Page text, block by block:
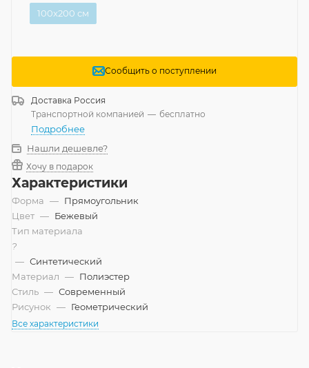
100x200 см
Сообщить о поступлении
Доставка Россия
Транспортной компанией — бесплатно
Подробнее
Нашли дешевле?
Хочу в подарок
Характеристики
Форма — Прямоугольник
Цвет — Бежевый
Тип материала
?
— Синтетический
Материал — Полиэстер
Стиль — Современный
Рисунок — Геометрический
Все характеристики